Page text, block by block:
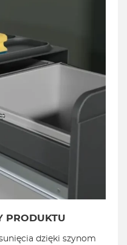
PRODUKTU
dzięki szynom